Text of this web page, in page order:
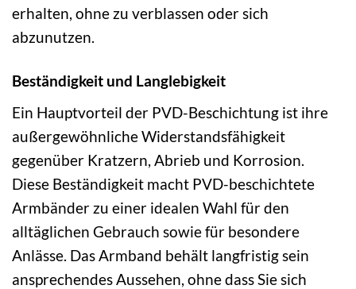
erhalten, ohne zu verblassen oder sich
abzunutzen.
Beständigkeit und Langlebigkeit
Ein Hauptvorteil der PVD-Beschichtung ist ihre
außergewöhnliche Widerstandsfähigkeit
gegenüber Kratzern, Abrieb und Korrosion.
Diese Beständigkeit macht PVD-beschichtete
Armbänder zu einer idealen Wahl für den
alltäglichen Gebrauch sowie für besondere
Anlässe. Das Armband behält langfristig sein
ansprechendes Aussehen, ohne dass Sie sich